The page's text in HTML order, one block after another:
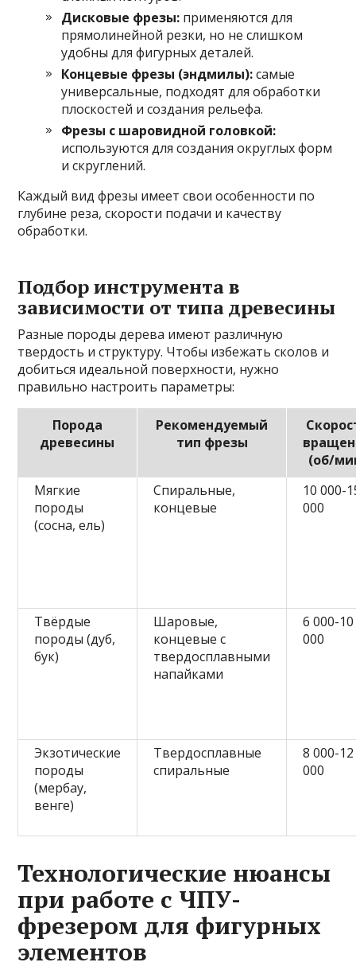
Дисковые фрезы: применяются для
прямолинейной резки, но не слишком
удобны для фигурных деталей.
Концевые фрезы (эндмилы):самые
универсальные, подходят для обработки
плоскостей и создания рельефа.
Фрезы с шаровидной головкой:
используются для создания округлых форм
и скруглений.
Каждый вид фрезы имеет свои особенности по
глубине реза, скорости подачи и качеству
обработки.
Подбор инструмента в
зависимости от типа древесины
Разные породы дерева имеют различную
твердость и структуру. Чтобы избежать сколов и
добиться идеальной поверхности, нужно
правильно настроить параметры:
Порода
древесины
Рекомендуемый
тип фрезы
(об/
Мягкие
породы
(сосна, ель)
Спиральные,
концевые
10 000-
000
Твёрдые
породы (дуб,
бук)
Шаровые,
концевые с
твердосплавными
напайками
6 000-10
000
Экзотические
породы
(мербау,
венге)
Твердосплавные
спиральные
8 000-12
000
Технологические нюансы
при работе с ЧПУ-
фрезером для фигурных
элементов